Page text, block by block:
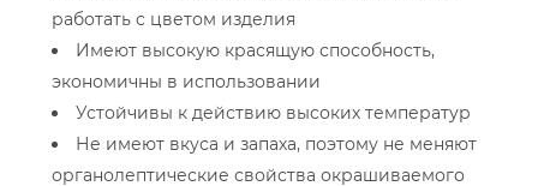
работать с цветом изделия
Имеют высокую красящую способность,
экономичны в использовании
Устойчивы к действию высоких температур
Не имеют вкуса и запаха, поэтому не меняют
органолептические свойства окрашиваемого